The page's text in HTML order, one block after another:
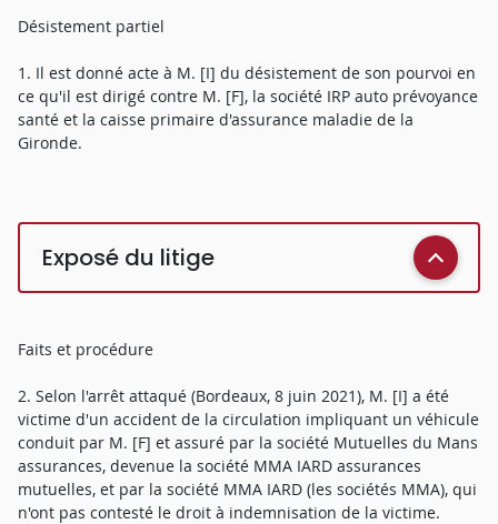
Désistement partiel
1. Il est donné acte à M. [I] du désistement de son pourvoi en
ce qu'il est dirigé contre M. [F], la société IRP auto prévoyance
santé et la caisse primaire d'assurance maladie de la
Gironde.
Exposé du litige
Faits et procédure
2. Selon l'arrêt attaqué (Bordeaux, 8 juin 2021), M. [I] a été
victime d'un accident de la circulation impliquant un véhicule
conduit par M. [F] et assuré par la société Mutuelles du Mans
assurances, devenue la société MMA IARD assurances
mutuelles, et par la société MMA IARD (les sociétés MMA), qui
n'ont pas contesté le droit à indemnisation de la victime.